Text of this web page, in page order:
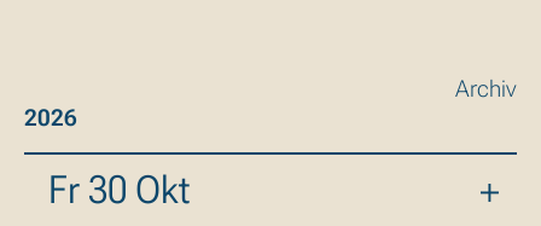
Archiv
2026
Fr 30 Okt